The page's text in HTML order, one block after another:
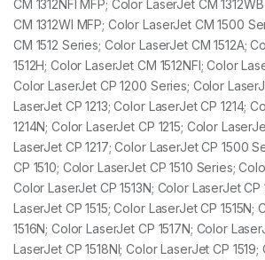
CM 1312NFI MFP; Color LaserJet CM
CM 1312WI MFP; Color LaserJet CM 1500
CM 1512 Series; Color LaserJet CM 1512A;
1512H; Color LaserJet CM 1512NFI; Color
Color LaserJet CP 1200 Series; Color
LaserJet CP 1213; Color LaserJet CP 1214;
1214N; Color LaserJet CP 1215; Color
LaserJet CP 1217; Color LaserJet CP 1500
CP 1510; Color LaserJet CP 1510 Series;
Color LaserJet CP 1513N; Color LaserJet CP
LaserJet CP 1515; Color LaserJet CP 1515N;
1516N; Color LaserJet CP 1517N; Color
LaserJet CP 1518NI; Color LaserJet CP